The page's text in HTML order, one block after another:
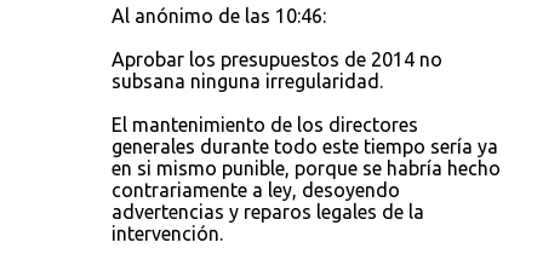
Al anónimo de las 10:46:
Aprobar los presupuestos de 2014 no
subsana ninguna irregularidad.
El mantenimiento de los directores
generales durante todo este tiempo sería ya
en si mismo punible, porque se habría hecho
contrariamente a ley, desoyendo
advertencias y reparos legales de la
intervención.